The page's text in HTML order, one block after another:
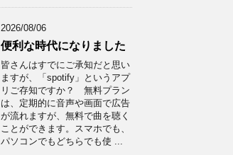
2026/08/06
便利な時代になりました
皆さんはすでにご承知だと思い
ますが、「spotify」というアプ
リご存知ですか？ 無料プラン
は、定期的に音声や画面で広告
が流れますが、無料で曲を聴く
ことができます。スマホでも、
パソコンでもどちらでも使 ...